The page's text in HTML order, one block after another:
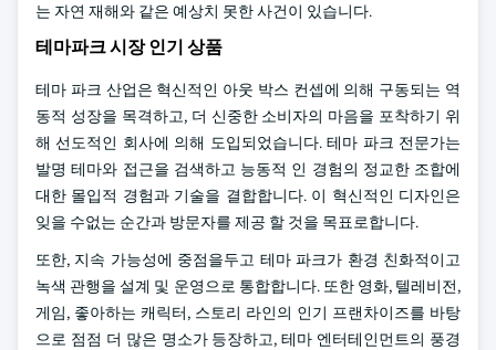
는 자연 재해와 같은 예상치 못한 사건이 있습니다.
테마파크 시장 인기 상품
테마 파크 산업은 혁신적인 아웃 박스 컨셉에 의해 구동되는 역
동적 성장을 목격하고, 더 신중한 소비자의 마음을 포착하기 위
해 선도적인 회사에 의해 도입되었습니다. 테마 파크 전문가는
발명 테마와 접근을 검색하고 능동적 인 경험의 정교한 조합에
대한 몰입적 경험과 기술을 결합합니다. 이 혁신적인 디자인은
잊을 수없는 순간과 방문자를 제공 할 것을 목표로합니다.
또한, 지속 가능성에 중점을두고 테마 파크가 환경 친화적이고
녹색 관행을 설계 및 운영으로 통합합니다. 또한 영화, 텔레비전,
게임, 좋아하는 캐릭터, 스토리 라인의 인기 프랜차이즈를 바탕
으로 점점 더 많은 명소가 등장하고, 테마 엔터테인먼트의 풍경